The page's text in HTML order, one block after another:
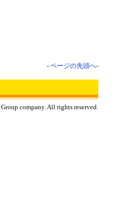
- ページの先頭へ-
company. All rights reserved.